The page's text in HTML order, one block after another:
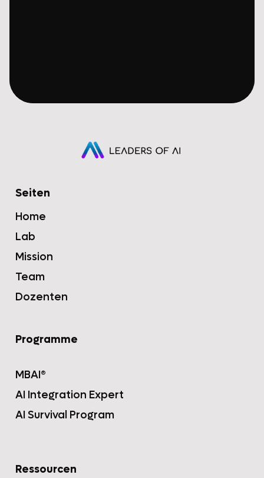
Seiten
Home
Lab
Mission
Team
Dozenten
Programme
MBAI®
AI Integration Expert
AI Survival Program
Ressourcen